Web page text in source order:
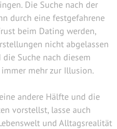
Die Suche nach der
durch eine festgefahrene
beim Dating werden,
nicht abgelassen
Suche nach diesem
mehr zur Illusion.
andere Hälfte und die
vorstellst, lasse auch
und Alltagsrealität